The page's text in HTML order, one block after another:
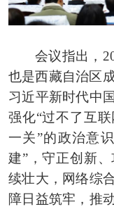
会议指出，
也是西藏自治区
习近平新时代中
强化“过不了互
一关”的政治意
建”，守正创新
续壮大，网络综
障日益筑牢，推